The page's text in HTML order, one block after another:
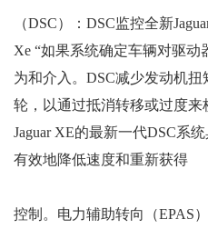
（DSC）：DSC监控全新
Xe “如果系统确定车辆对驱
为和介入。DSC减少发动机
轮，以通过抵消转移或过度
Jaguar XE的最新一代DSC系
有效地降低速度和重新获得
控制。电力辅助转向（EPAS）